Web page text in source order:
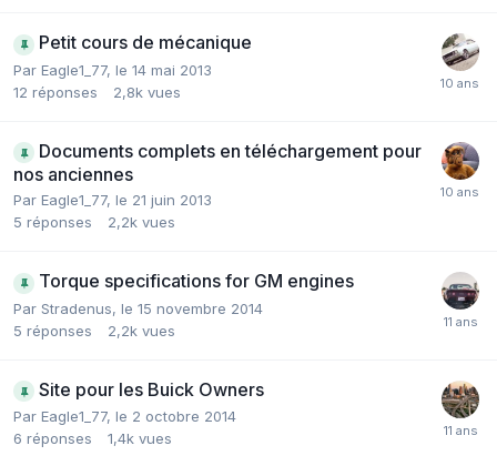
Petit cours de mécanique
Par Eagle1_77, le 14 mai 2013
12 réponses 2,8k vues
Documents complets en téléchargement pour
nos anciennes
Par Eagle1_77, le 21 juin 2013
5 réponses 2,2k vues
Torque specifications for GM engines
Par Stradenus, le 15 novembre 2014
5 réponses 2,2k vues
Site pour les Buick Owners
Par Eagle1_77, le 2 octobre 2014
6 réponses 1,4k vues